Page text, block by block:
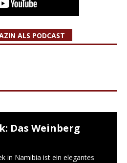
ALS PODCAST
Das Weinberg
in Namibia ist ein elegantes